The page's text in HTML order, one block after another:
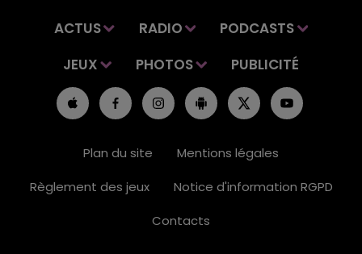
ACTUS RADIO
PODCASTS
JEUX
PHOTOS PUBLICITÉ
Plan du site
Mentions légales
Règlement des jeux
Notice d'information RGPD
Contacts